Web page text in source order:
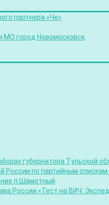
партнера «Че»
МО город Новомосковск
губернатора Тульской
России по партийным
п.Шамотный
России «Тест на ВИЧ: